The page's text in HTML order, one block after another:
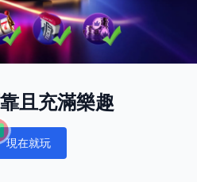
且充滿樂趣
現在就玩